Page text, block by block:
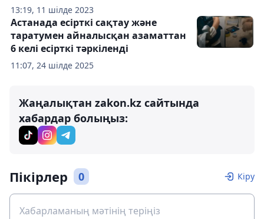
13:19, 11 шілде 2023
11:07, 24 шілде 2025
Астанада есірткі сақтау және
таратумен айналысқан азаматтан
6 келі есірткі тәркіленді
Жаңалықтан zakon.kz сайтында
хабардар болыңыз:
Пікірлер 0 Кіру